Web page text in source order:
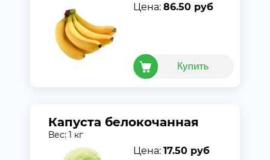
Цена: 86.50 руб
Капуста белокочанная
Вес: 1 кг
Цена: 17.50 руб